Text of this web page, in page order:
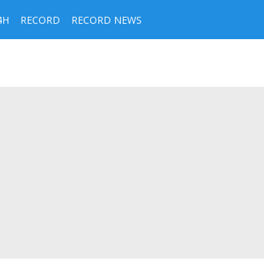
RECORD RECORD NEWS